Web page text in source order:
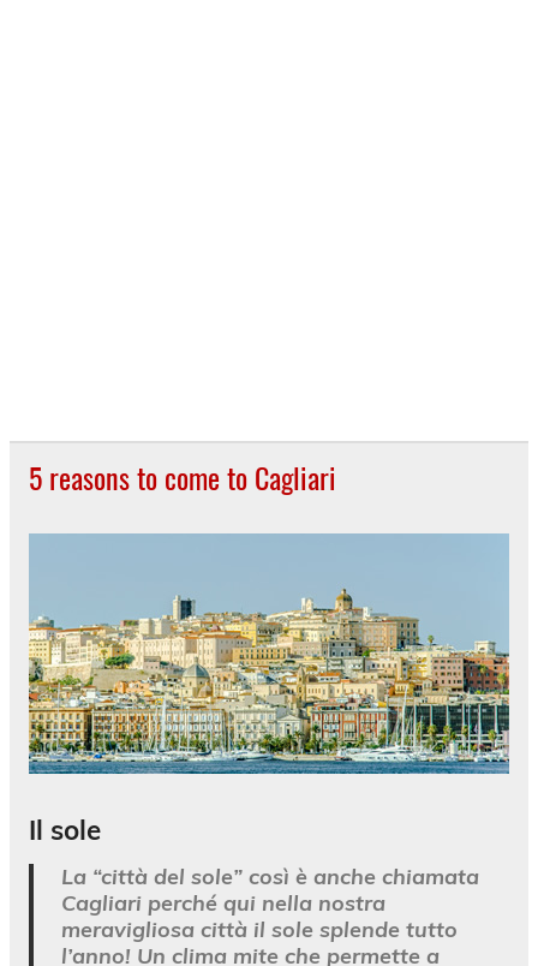
5 reasons to come to Cagliari
Il sole
La “città del sole” così è anche chiamata
Cagliari perché qui nella nostra
meravigliosa città il sole splende tutto
l’anno! Un clima mite che permette a